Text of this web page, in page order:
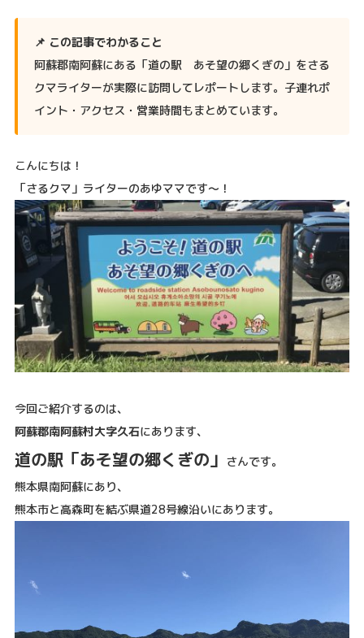
📌 この記事でわかること
阿蘇郡南阿蘇にある「道の駅 あそ望の郷くぎの」をさる
クマライターが実際に訪問してレポートします。子連れポ
イント・アクセス・営業時間もまとめています。
こんにちは！
「さるクマ」ライターのあゆママです〜！
今回ご紹介するのは、
阿蘇郡南阿蘇村大字久石にあります、
道の駅「あそ望の郷くぎの」 さんです。
熊本県南阿蘇にあり、
熊本市と高森町を結ぶ県道28号線沿いにあります。